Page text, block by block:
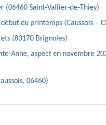
(06460 Saint-Vallier-de-Thiey)
du printemps (Caussols –
(83170 Brignoles)
Anne, aspect en novembre
06460)